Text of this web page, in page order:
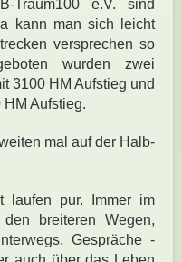
Traum100 e.V. sind
kann man sich leicht
versprechen so
wurden zwei
3100 HM Aufstieg und
Aufstieg.
mal auf der Halb-
laufen pur. Immer im
breiteren Wegen,
Gespräche -